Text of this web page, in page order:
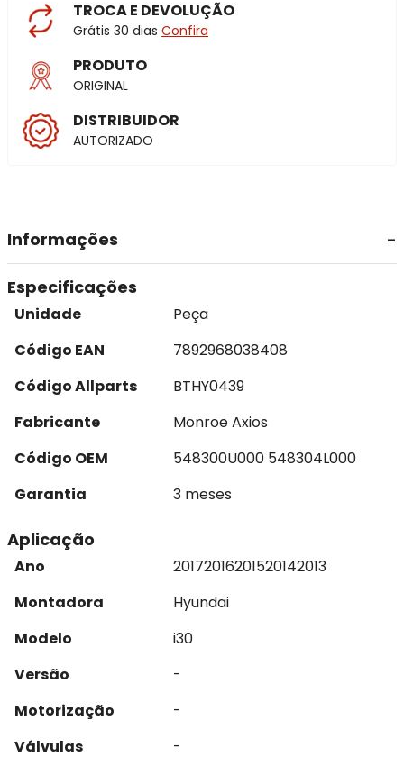
TROCA E DEVOLUÇÃO
Grátis 30 dias Confira
PRODUTO
ORIGINAL
DISTRIBUIDOR
AUTORIZADO
Informações
Especificações
Unidade
Peça
Código EAN
7892968038408
Código Allparts
BTHY0439
Fabricante
Monroe Axios
Código OEM
548300U000 548304L000
Garantia
3 meses
Aplicação
Ano 20172016201520142013
Montadora
Hyundai
Modelo
i30
Versão
-
Motorização
-
Válvulas
-